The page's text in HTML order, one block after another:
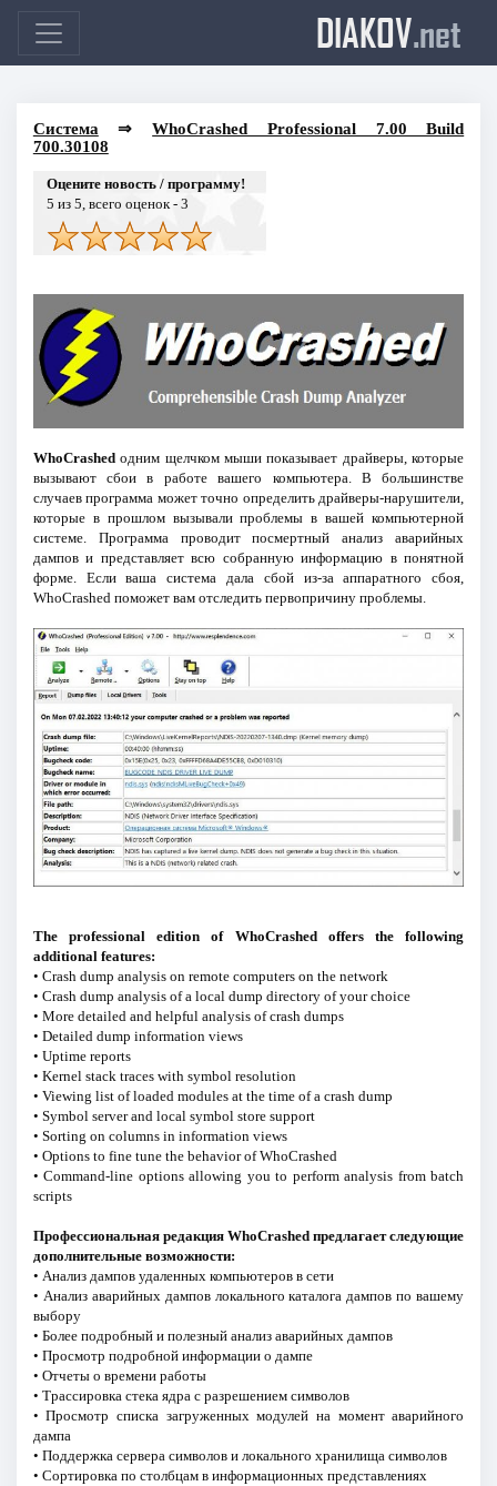
DIAKOV.net
Система ⇒WhoCrashed Professional 7.00 Build
700.30108
Оцените новость / программу!
5 из 5, всего оценок - 3
WhoCrashedодним щелчком мыши показывает драйверы, которые
вызывают сбои в работе вашего компьютера. В большинстве
случаев программа может точно определить драйверы-нарушители,
которые в прошлом вызывали проблемы в вашей компьютерной
системе. Программа проводит посмертный анализ аварийных
дампов и представляет всю собранную информацию в понятной
форме. Если ваша система дала сбой из-за аппаратного сбоя,
WhoCrashed поможет вам отследить первопричину проблемы.
The professional edition of WhoCrashed offers the following
additional features:
• Crash dump analysis on remote computers on the network
• Crash dump analysis of a local dump directory of your choice
• More detailed and helpful analysis of crash dumps
• Detailed dump information views
• Uptime reports
• Kernel stack traces with symbol resolution
• Viewing list of loaded modules at the time of a crash dump
• Symbol server and local symbol store support
• Sorting on columns in information views
• Options to fine tune the behavior of WhoCrashed
• Command-line options allowing you to perform analysis from batch
scripts
Профессиональная редакция WhoCrashed предлагает следующие
дополнительные возможности:
• Анализ дампов удаленных компьютеров в сети
• Анализ аварийных дампов локального каталога дампов по вашему
выбору
• Более подробный и полезный анализ аварийных дампов
• Просмотр подробной информации о дампе
• Отчеты о времени работы
• Трассировка стека ядра с разрешением символов
• Просмотр списка загруженных модулей на момент аварийного
дампа
• Поддержка сервера символов и локального хранилища символов
• Сортировка по столбцам в информационных представлениях